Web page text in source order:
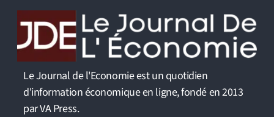
Le Journal de l'Economie est un quotidien
d'information économique en ligne, fondé en 2013
par VA Press.